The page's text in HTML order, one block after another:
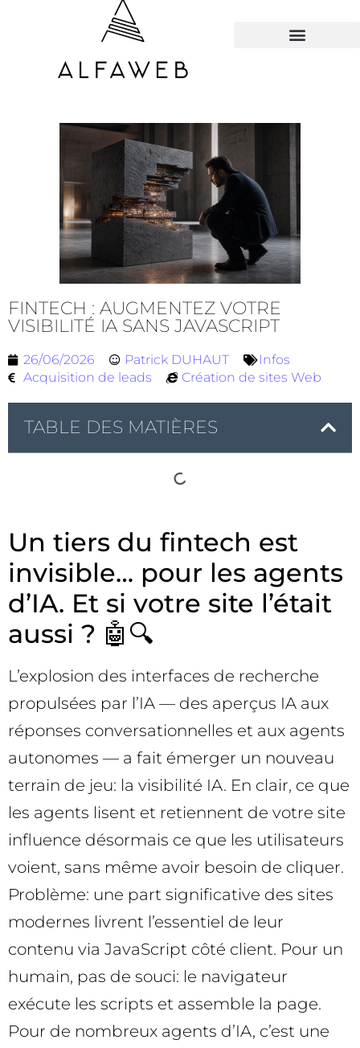
FINTECH : AUGMENTEZ VOTRE
VISIBILITÉ IA SANS JAVASCRIPT
26/06/2026 Patrick DUHAUT
Infos
Acquisition de leads
Création de sites Web
TABLE DES MATIÈRES
Un tiers du fintech est
invisible… pour les agents
d’IA. Et si votre site l’était
aussi ? 🤖🔍
L’explosion des interfaces de recherche
propulsées par l’IA — des aperçus IA aux
réponses conversationnelles et aux agents
autonomes — a fait émerger un nouveau
terrain de jeu: la visibilité IA. En clair, ce que
les agents lisent et retiennent de votre site
influence désormais ce que les utilisateurs
voient, sans même avoir besoin de cliquer.
Problème: une part significative des sites
modernes livrent l’essentiel de leur
contenu via JavaScript côté client. Pour un
humain, pas de souci: le navigateur
exécute les scripts et assemble la page.
Pour de nombreux agents d’IA, c’est une